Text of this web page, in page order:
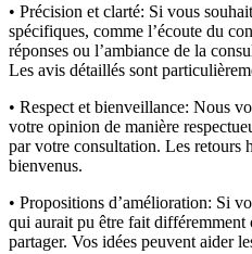
• Précision et clarté: Si vous
spécifiques, comme l’écoute du
réponses ou l’ambiance de la
Les avis détaillés sont
• Respect et bienveillance: Nous
votre opinion de manière
par votre consultation. Les retours
bienvenus.
• Propositions d’amélioration: Si
qui aurait pu être fait différemment
partager. Vos idées peuvent aider